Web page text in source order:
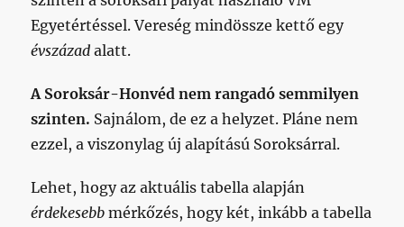
Egyetértéssel. Vereség mindössze kettő egy
évszázad alatt.
A Soroksár-Honvéd nem rangadó semmilyen
szinten. Sajnálom, de ez a helyzet. Pláne nem
ezzel, a viszonylag új alapítású Soroksárral.
Lehet, hogy az aktuális tabella alapján
érdekesebb mérkőzés, hogy két, inkább a tabella